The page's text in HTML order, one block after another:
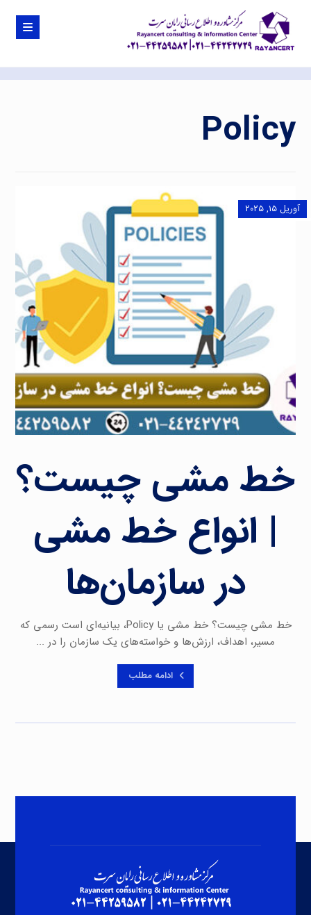
Policy
خط مشی چیست؟
| انواع خط مشی
در سازمان‌ها
آوریل ۱۵, ۲۰۲۵
خط مشی چیست؟ خط مشی یا Policy، بیانیه‌ای است رسمی که
مسیر، اهداف، ارزش‌ها و خواسته‌های یک سازمان را در ...
ادامه مطلب